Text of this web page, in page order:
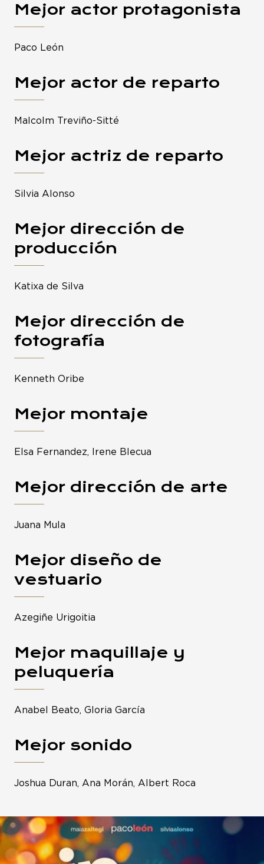
Mejor actor protagonista
Paco León
Mejor actor de reparto
Malcolm Treviño-Sitté
Mejor actriz de reparto
Silvia Alonso
Mejor dirección de
producción
Katixa de Silva
Mejor dirección de
fotografía
Kenneth Oribe
Mejor montaje
Elsa Fernandez, Irene Blecua
Mejor dirección de arte
Juana Mula
Mejor diseño de
vestuario
Azegiñe Urigoitia
Mejor maquillaje y
peluquería
Anabel Beato, Gloria García
Mejor sonido
Joshua Duran, Ana Morán, Albert Roca